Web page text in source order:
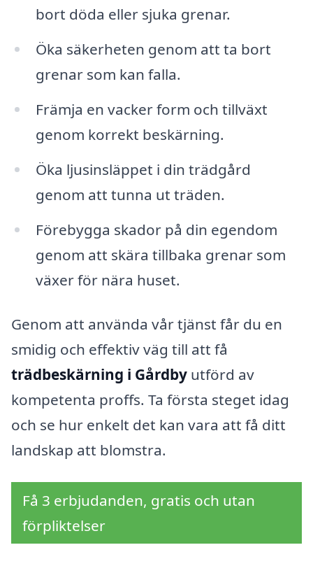
bort döda eller sjuka grenar.
Öka säkerheten genom att ta bort
grenar som kan falla.
Främja en vacker form och tillväxt
genom korrekt beskärning.
Öka ljusinsläppet i din trädgård
genom att tunna ut träden.
Förebygga skador på din egendom
genom att skära tillbaka grenar som
växer för nära huset.
Genom att använda vår tjänst får du en
smidig och effektiv väg till att få
trädbeskärning i Gårdby utförd av
kompetenta proffs. Ta första steget idag
och se hur enkelt det kan vara att få ditt
landskap att blomstra.
Få 3 erbjudanden, gratis och utan
förpliktelser